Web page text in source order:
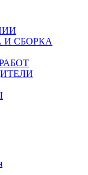
И СБОРКА